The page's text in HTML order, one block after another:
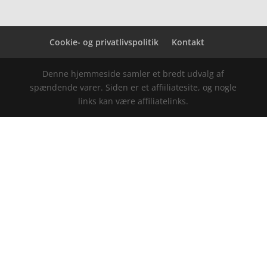
Cookie- og privatlivspolitik Kontakt
Denne hjemmeside samler et bredt udvalg af
spændende varer. Siden er et affiiliatesite, og nogle
links kan være affiliatelinks.